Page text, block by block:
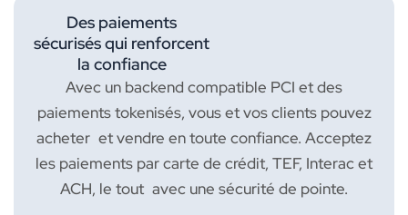
Des paiements
sécurisés qui renforcent
la confiance
Avec un backend compatible PCI et des
paiements tokenisés, vous et vos clients pouvez
acheter et vendre en toute confiance. Acceptez
les paiements par carte de crédit, TEF, Interac et
ACH, le tout avec une sécurité de pointe.